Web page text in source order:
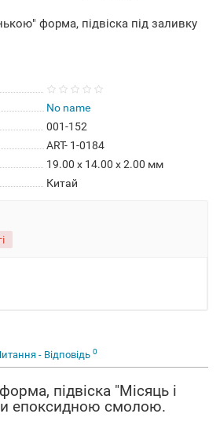
форма, підвіска під заливку
No name
001-152
ART- 1-0184
19.00 x 14.00 x 2.00 мм
Китай
- Відповідь 0
підвіска "Місяць і
епоксидною смолою.